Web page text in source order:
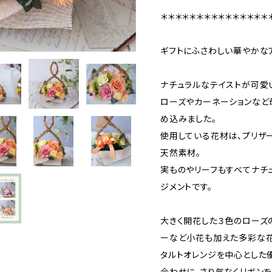
＊＊＊＊＊＊＊＊＊＊＊＊＊＊＊
ギフトにふさわしい華やかな
ナチュラルなテイストが可愛
ローズやカーネーションな
め込みました。
使用している花材は、プリザ
天然素材。
実ものやリーフもすべてナ
ジメントです。
大きく開花した３色のローズ
ーなど小花も加えた多彩な
タルトオレンジを中心とし